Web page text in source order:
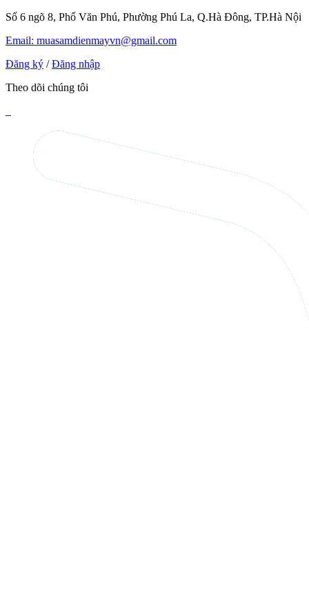
Số 6 ngõ 8, Phố Văn Phú, Phường Phú La, Q.Hà Đông, TP.Hà Nội
Email: muasamdienmayvn@gmail.com
Đăng ký / Đăng nhập
Theo dõi chúng tôi